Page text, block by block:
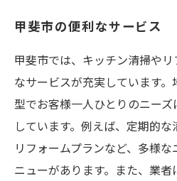
甲斐市の便利なサービス
甲斐市では、キッチン清掃や
なサービスが充実しています
型でお客様一人ひとりのニー
しています。例えば、定期的
リフォームプランなど、多様
ニューがあります。また、業